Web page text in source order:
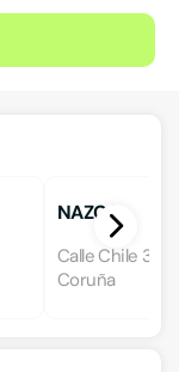
NAZCA
Calle Chile 35-
Coruña